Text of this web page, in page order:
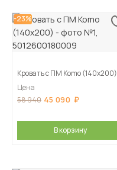
-23%
Кровать с ПМ Komo (140х200)
Цена
58 940 45 090
В корзину